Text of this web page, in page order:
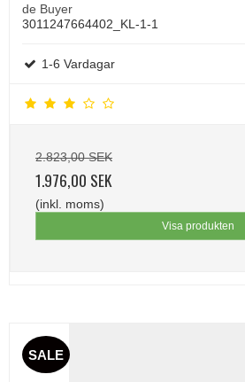
de Buyer
3011247664402_KL-1-1
1-6 Vardagar
2.823,00 SEK
1.976,00 SEK
(inkl. moms)
Visa produkten
SALE